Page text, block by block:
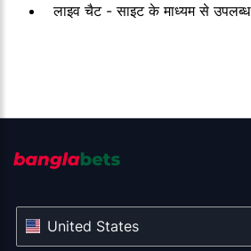
लाइव चैट - साइट के माध्यम से उपलब्ध
United States